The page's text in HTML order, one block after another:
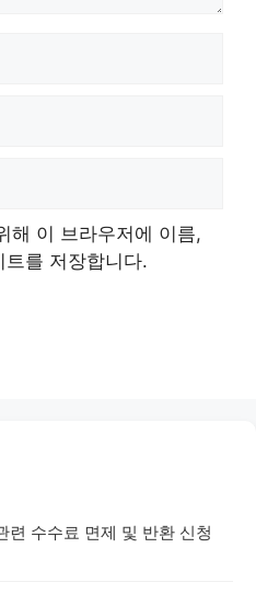
해 이 브라우저에 이름,
를 저장합니다.
련 수수료 면제 및 반환 신청